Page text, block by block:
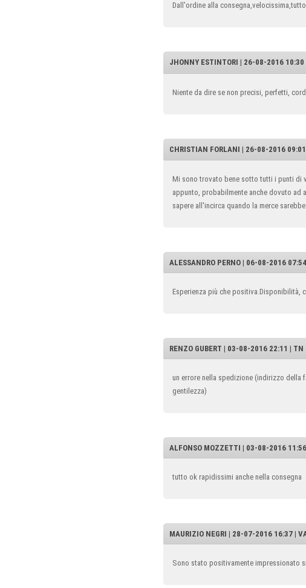
Dall'ordine alla
JHONNY ESTINTORI | 26-08-2016 10:30
Niente da dire se non precisi, perfetti,
CHRISTIAN FORLANI | 26-08-2016
Mi sono trovato bene sotto tutti i punti di
appunto, probabilmente anche dovuto
sapere all'incirca quando la merce
ALESSANDRO PERNO | 06-08-2016
Esperienza più che positiva.Disponibilità,
RENZO GUBERT | 03-08-2016 22:11 | TN
un errore nella spedizione (indirizzo
gentilezza)
ALFONSO MOZZETTI | 03-08-2016
tutto ok rapidissimi anche nella consegna
MAURIZIO NEGRI | 28-07-2016 16:37 |
Sono stato positivamente impressionato